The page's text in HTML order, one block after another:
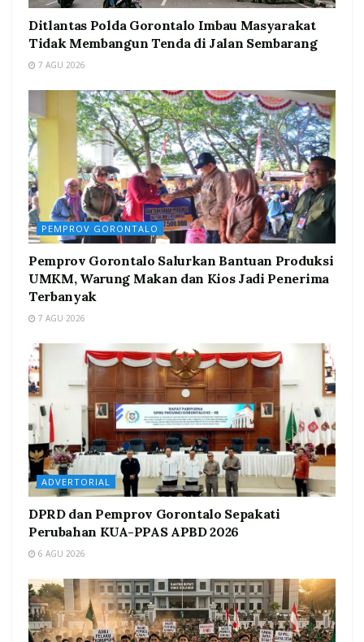
Ditlantas Polda Gorontalo Imbau Masyarakat
Tidak Membangun Tenda di Jalan Sembarang
7 AGU 2026
PEMPROV GORONTALO
Pemprov Gorontalo Salurkan Bantuan Produksi
UMKM, Warung Makan dan Kios Jadi Penerima
Terbanyak
7 AGU 2026
ADVERTORIAL
DPRD dan Pemprov Gorontalo Sepakati
Perubahan KUA-PPAS APBD 2026
6 AGU 2026